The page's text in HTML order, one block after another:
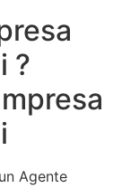
?
Agente